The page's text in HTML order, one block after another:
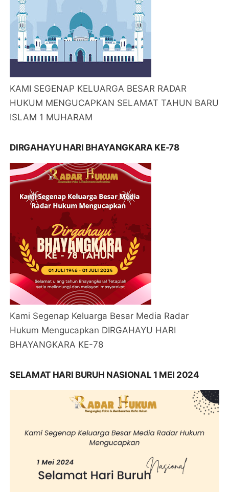
KAMI SEGENAP KELUARGA BESAR RADAR
HUKUM MENGUCAPKAN SELAMAT TAHUN BARU
ISLAM 1 MUHARAM
DIRGAHAYU HARI BHAYANGKARA KE-78
Kami Segenap Keluarga Besar Media Radar
Hukum Mengucapkan DIRGAHAYU HARI
BHAYANGKARA KE-78
SELAMAT HARI BURUH NASIONAL 1 MEI 2024